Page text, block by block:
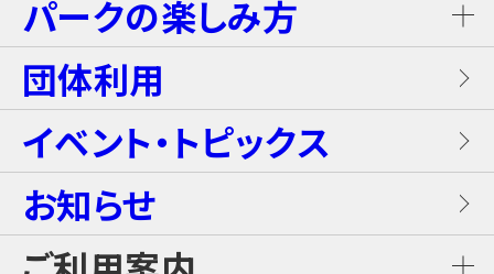
キャンディー・カート＜1Dayパス不要＞
ブラスター・バトルフィールド
ワイルド・カヌー
屋内キッズプール
レンタル席
フード
おすすめチケット
プレミアテラス
メゾネットスイートヴィラ
ロイヤルスイートヴィラ
岩盤浴（着衣サウナ）
お食事
施設案内
ホテルブッフェ(朝食・夕食)
ALL DAY DINING GRANDISH
GLAMP BBQ
パークの楽しみ方
【団体向け！】労働組合ファミリー交流イベ
ントプラン
アクティブ・プラン
団体利用
イベント・トピックス
お知らせ